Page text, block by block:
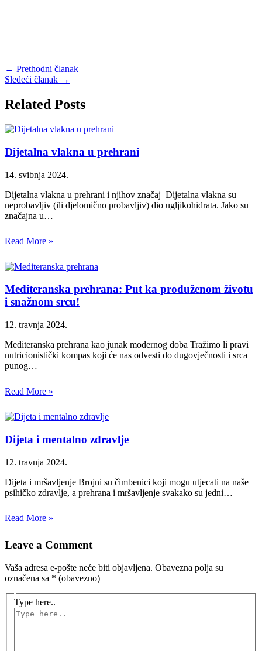
← Prethodni članak
Sledeći članak →
Related Posts
Dijetalna vlakna u prehrani
14. svibnja 2024.
Dijetalna vlakna u prehrani i njihov značaj Dijetalna vlakna su
neprobavljiv (ili djelomično probavljiv) dio ugljikohidrata. Jako su
značajna u…
Read More »
Mediteranska prehrana: Put ka produženom životu
i snažnom srcu!
12. travnja 2024.
Mediteranska prehrana kao junak modernog doba Tražimo li pravi
nutricionistički kompas koji će nas odvesti do dugovječnosti i srca
punog…
Read More »
Dijeta i mentalno zdravlje
12. travnja 2024.
Dijeta i mršavljenje Brojni su čimbenici koji mogu utjecati na naše
psihičko zdravlje, a prehrana i mršavljenje svakako su jedni…
Read More »
Leave a Comment
Vaša adresa e-pošte neće biti objavljena. Obavezna polja su
označena sa * (obavezno)
Type here..